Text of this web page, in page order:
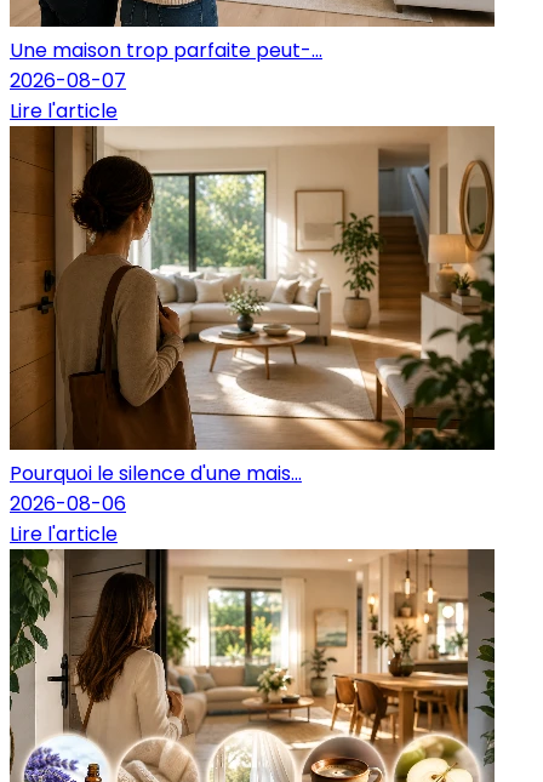
Une maison trop parfaite peut-...
2026-08-07
Lire l'article
Pourquoi le silence d'une mais...
2026-08-06
Lire l'article